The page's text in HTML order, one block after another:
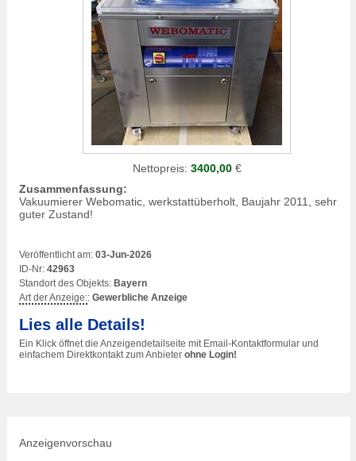
Nettopreis: 3400,00€
Zusammenfassung:
Vakuumierer Webomatic, werkstattüberholt, Baujahr 2011, sehr
guter Zustand!
Veröffentlicht am: 03-Jun-2026
ID-Nr: 42963
Standort des Objekts: Bayern
Art der Anzeige:: Gewerbliche Anzeige
Lies alle Details!
Ein Klick öffnet die Anzeigendetailseite mit Email-Kontaktformular und
einfachem Direktkontakt zum Anbieter ohne Login!
Anzeigenvorschau